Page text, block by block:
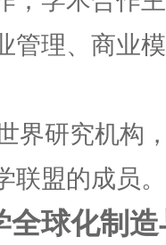
管理、商业
界研究机构
盟的成员。
球化制